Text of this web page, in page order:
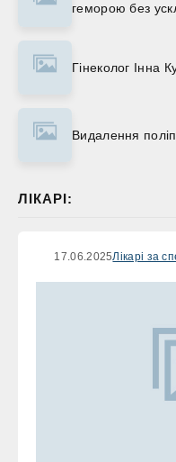
геморою без
Гінеколог Інна
Видалення
ЛІКАРІ:
17.06.2025Лікарі за